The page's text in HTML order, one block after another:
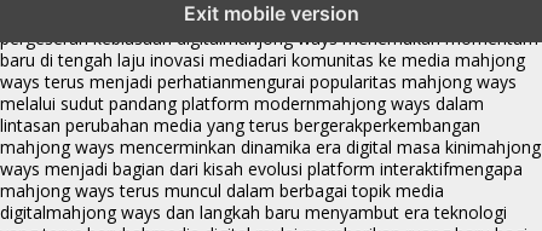
Exit mobile version
fenomena mahjong ways muncul bersama
pergeseran kebiasaan digitalmahjong ways menemukan momentum
baru di tengah laju inovasi mediadari komunitas ke media mahjong
ways terus menjadi perhatianmengurai popularitas mahjong ways
melalui sudut pandang platform modernmahjong ways dalam
lintasan perubahan media yang terus bergerakperkembangan
mahjong ways mencerminkan dinamika era digital masa kinimahjong
ways menjadi bagian dari kisah evolusi platform interaktifmengapa
mahjong ways terus muncul dalam berbagai topik media
digitalmahjong ways dan langkah baru menyambut era teknologi